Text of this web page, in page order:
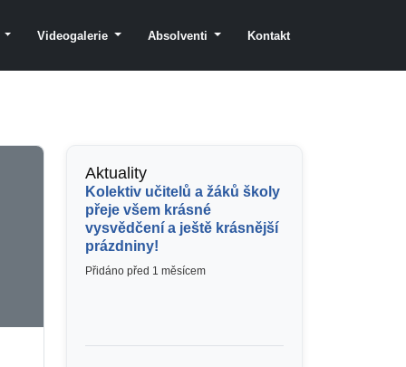
Videogalerie Absolventi Kontakt
Aktuality
Kolektiv učitelů a žáků školy
přeje všem krásné
vysvědčení a ještě krásnější
prázdniny!
Přidáno před 1 měsícem